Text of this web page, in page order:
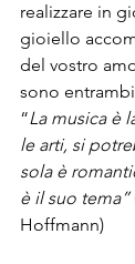
realizzare in
gioiello
del vostro
sono
“La musica è
le arti, si
sola è
è il suo tema”
Hoffmann)